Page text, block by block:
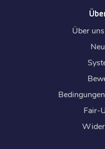
Über
Fair-